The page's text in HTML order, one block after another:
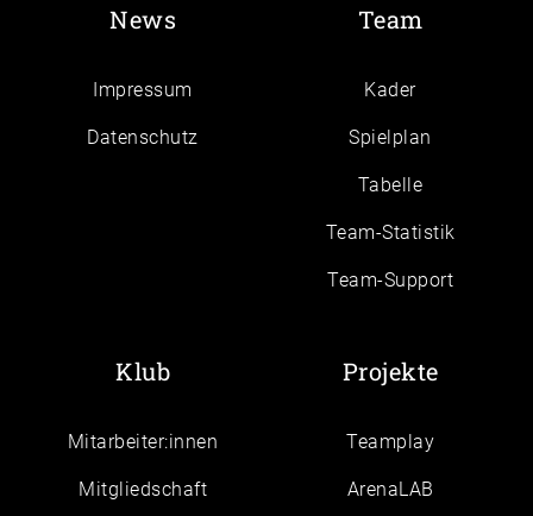
News
Impressum
Daten­schutz
Team
Kader
Spielplan
Tabelle
Team-Statistik
Team-Support
Klub
Mitarbeiter:innen
Mitgliedschaft
Projekte
Teamplay
ArenaLAB